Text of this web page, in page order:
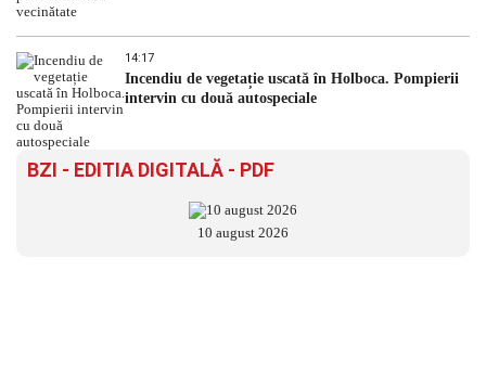
14:17
Incendiu de vegetație uscată în Holboca. Pompierii
intervin cu două autospeciale
BZI - EDITIA DIGITALĂ - PDF
10 august 2026